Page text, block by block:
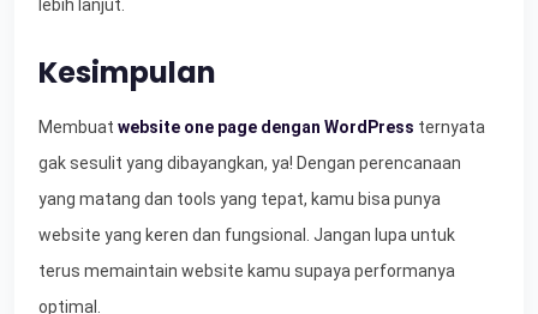
lebih lanjut.
Kesimpulan
Membuat website one page dengan WordPress ternyata
gak sesulit yang dibayangkan, ya! Dengan perencanaan
yang matang dan tools yang tepat, kamu bisa punya
website yang keren dan fungsional. Jangan lupa untuk
terus memaintain website kamu supaya performanya
optimal.